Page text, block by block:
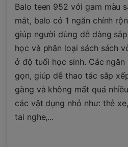
Balo teen 952 với gam màu
mắt, balo có 1 ngăn chính
giúp người dùng dễ dàng
học và phân loại sách sách
ở độ tuổi học sinh. Các
gọn, giúp dễ thao tác sắp
gàng và không mất quá
các vật dụng nhỏ như: thẻ
tai nghe,...